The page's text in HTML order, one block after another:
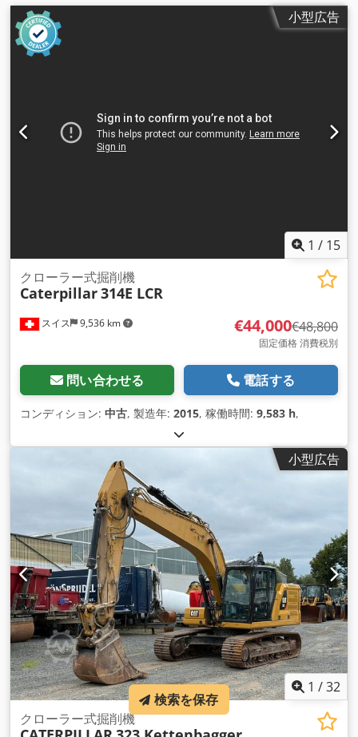
小型広告
1 / 15
スイス 9,536 km
クローラー式掘削機
Caterpillar314E LCR
€44,000€48,800
固定価格 消費税別
問い合わせる 電話する
コンディション: 中古, 製造年: 2015, 稼働時間: 9,583 h,
小型広告
1 /32
クローラー式掘削機
検索を保存